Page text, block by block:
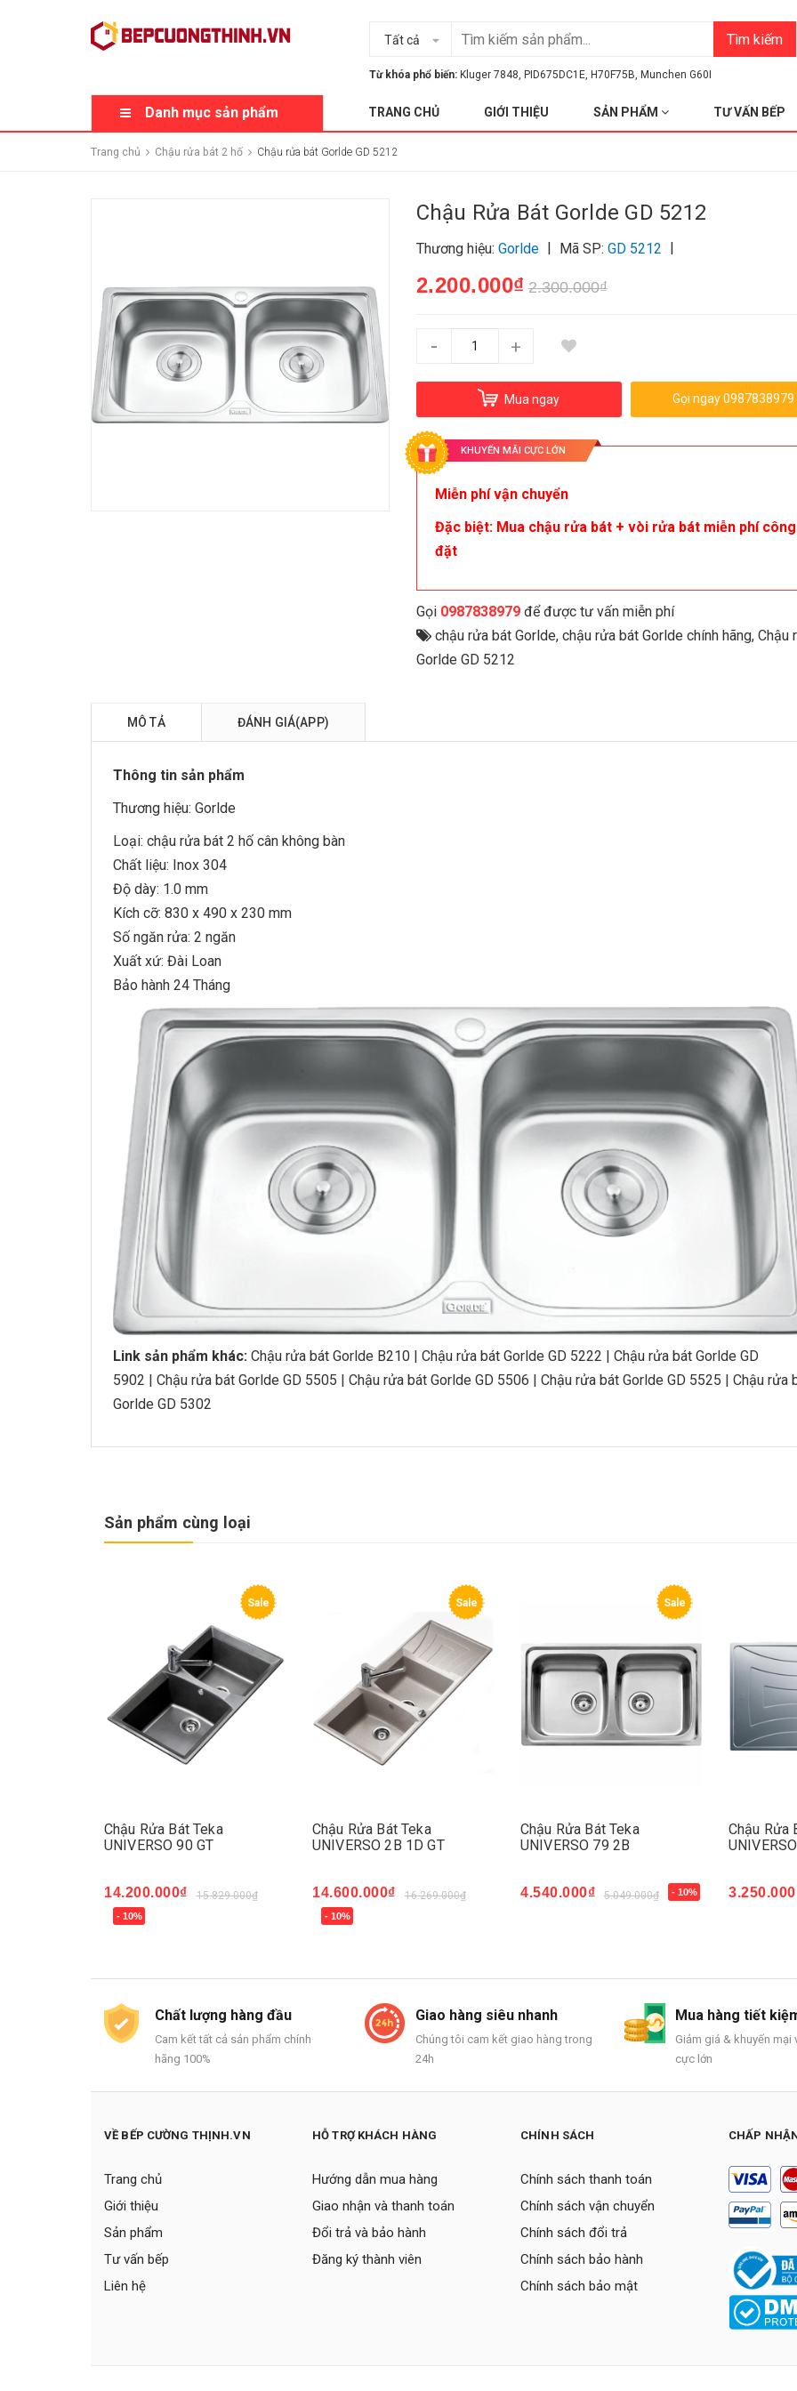
Tất cả Tìm kiếm
Từ khóa phổ biến: Kluger 7848, PID675DC1E, H70F75B, Munchen G60I
Danh mục sản phẩm TRANG CHỦ GIỚI THIỆU SẢN PHẨM TƯ VẤN BẾP
Trang chủ Chậu rửa bát 2 hố Chậu rửa bát Gorlde GD 5212
Chậu Rửa Bát Gorlde GD 5212
Thương hiệu: Gorlde | Mã SP: GD 5212 |
2.200.000₫ 2.300.000₫
- +
Mua ngay Gọi ngay 0987838979
KHUYẾN MÃI CỰC LỚN
Miễn phí vận chuyển
Đặc biệt: Mua chậu rửa bát + vòi rửa bát miễn phí
đặt
Gọi 0987838979để được tư vấn miễn phí
chậu rửa bát Gorlde, chậu rửa bát Gorlde chính hãng, Chậu
Gorlde GD 5212
MÔ TẢ ĐÁNH GIÁ(APP)
Thông tin sản phẩm
Thương hiệu: Gorlde
Loại: chậu rửa bát 2 hố cân không bàn
Chất liệu: Inox 304
Độ dày: 1.0 mm
Kích cỡ: 830 x 490 x 230 mm
Số ngăn rửa: 2 ngăn
Xuất xứ: Đài Loan
Bảo hành 24 Tháng
Link sản phẩm khác: Chậu rửa bát Gorlde B210 Chậu rửa bát Gorlde GD 5222
Chậu rửa bát Gorlde GD
5902
Chậu rửa bát Gorlde GD 5505 Chậu rửa bát Gorlde GD 5506 Chậu rửa bát Gorlde GD 5525
Chậu rửa
Gorlde GD 5302
Sản phẩm cùng loại
Sale
Chậu Rửa Bát Teka
UNIVERSO 90 GT
14.200.000₫ 15.829.000₫
- 10%
Mua ngay
Sale
Chậu Rửa Bát Teka
UNIVERSO 2B 1D GT
14.600.000₫ 16.269.000₫
- 10%
Mua ngay
Sale
Chậu Rửa Bát Teka
UNIVERSO 79 2B
4.540.000₫ 5.049.000₫ - 10%
Mua ngay
Chậu Rửa
Mua ngay
Chất lượng hàng đầu
Cam kết tất cả sản phẩm chính
hãng 100%
Giao hàng siêu nhanh
Chúng tôi cam kết giao hàng trong
24h
Mua hàng tiết
Giảm giá & khuyến mại
cực lớn
VỀ BẾP CƯỜNG THỊNH.VN
Trang chủ
Giới thiệu
Sản phẩm
Tư vấn bếp
Liên hệ
HỖ TRỢ KHÁCH HÀNG
Hướng dẫn mua hàng
Giao nhận và thanh toán
Đổi trả và bảo hành
Đăng ký thành viên
CHÍNH SÁCH
Chính sách thanh toán
Chính sách vận chuyển
Chính sách đổi trả
Chính sách bảo hành
Chính sách bảo mật
CHẤP